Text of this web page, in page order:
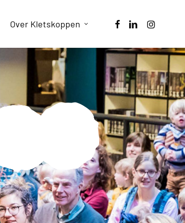
Over Kletskoppen facebooklinkedininstagram